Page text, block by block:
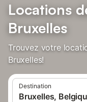
Locations
Bruxelles
Trouvez votre
Bruxelles!
Destination
Bruxelles,